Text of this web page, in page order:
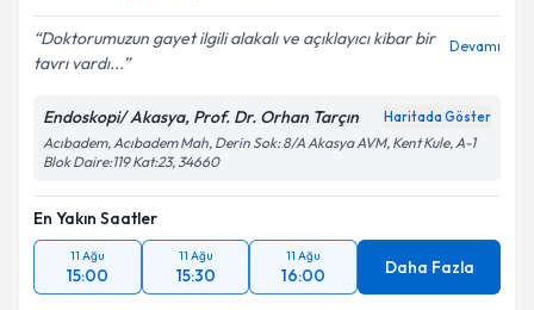
Doktorumuzun gayet ilgili alakalı ve açıklayıcı kibar bir
tavrı vardı...
Devamı
Endoskopi/ Akasya, Prof. Dr. Orhan Tarçın Haritada Göster
Acıbadem, Acıbadem Mah, Derin Sok: 8/A Akasya AVM, Kent Kule, A-1
Blok Daire:119 Kat:23, 34660
En Yakın Saatler
11 Ağu
15:00
11 Ağu
15:30
11 Ağu
16:00 Daha Fazla